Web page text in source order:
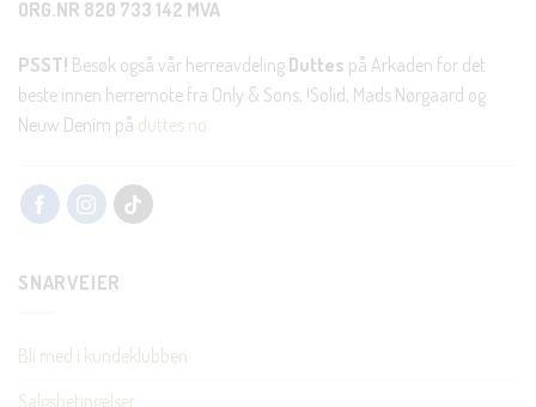
ORG.NR 820 733 142 MVA
PSST! Besøk også vår herreavdeling Duttes på Arkaden for det
beste innen herremote fra Only & Sons, !Solid, Mads Nørgaard og
Neuw Denim på duttes.no
SNARVEIER
Bli med i kundeklubben
Salgsbetingelser